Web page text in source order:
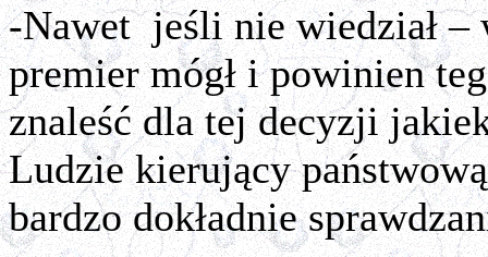
-Nawet jeśli nie wiedział
premier mógł i powinien
znaleść dla tej decyzji
Ludzie kierujący
bardzo dokładnie